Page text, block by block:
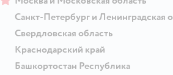
Санкт-Петербург и Ленинградская
Свердловская область
Краснодарский край
Башкортостан Республика